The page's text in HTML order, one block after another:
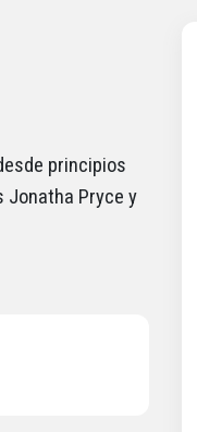
principios
Jonatha Pryce y